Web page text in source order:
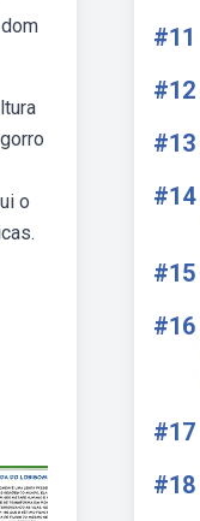
o
#11
#12
#13
#14
#15
#16
#17
#18